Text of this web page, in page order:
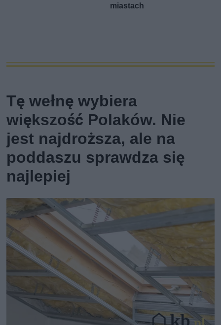
miastach
Tę wełnę wybiera
większość Polaków. Nie
jest najdroższa, ale na
poddaszu sprawdza się
najlepiej